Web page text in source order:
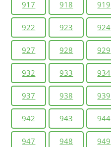
917 918 919
922 923 924
927 928 929
932 933 934
937 938 939
942 943 944
947 948 949